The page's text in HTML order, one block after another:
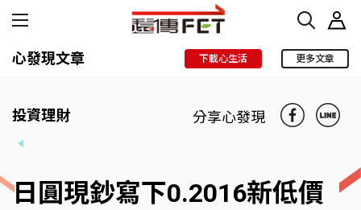
心發現文章 下載心生活 更多文章
投資理財 分享心發現
日圓現鈔寫下0.2016新低價